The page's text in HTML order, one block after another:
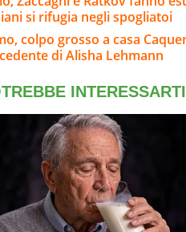
si rifugia negli spogliatoi
colpo grosso a casa
di Alisha Lehmann